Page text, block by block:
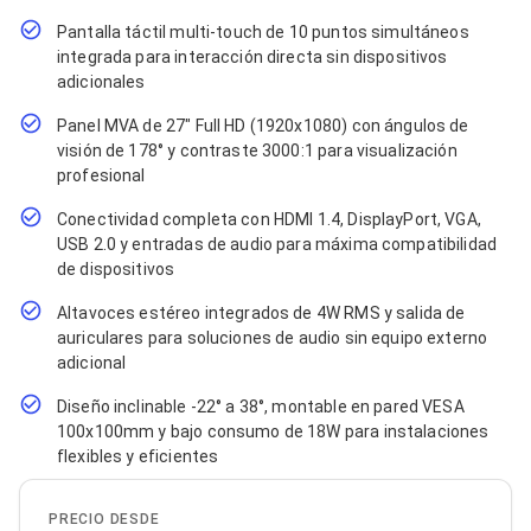
Cables Coaxiales
Accesorios para Cables
Jacks de Red
Tapas y Cajas
Herramientas para Cables
Pinzas Ponchadoras
Probadores de Cable
Cortadoras de Cable
Protectores para Cables
Cables para Impresoras
Cableado Estructurado
Sujetadores de Cables
Cinchos
Adaptadores PC
Adaptadores PC USB
Adaptadores PC Serial
Adaptadores PC SATA
Adaptadores PC Teclado
Pantalla táctil multi-touch de 10 puntos simultáneos
integrada para interacción directa sin dispositivos
adicionales
Panel MVA de 27" Full HD (1920x1080) con ángulos de
visión de 178° y contraste 3000:1 para visualización
profesional
Conectividad completa con HDMI 1.4, DisplayPort, VGA,
USB 2.0 y entradas de audio para máxima compatibilidad
de dispositivos
Altavoces estéreo integrados de 4W RMS y salida de
auriculares para soluciones de audio sin equipo externo
adicional
Diseño inclinable -22° a 38°, montable en pared VESA
100x100mm y bajo consumo de 18W para instalaciones
flexibles y eficientes
PRECIO DESDE